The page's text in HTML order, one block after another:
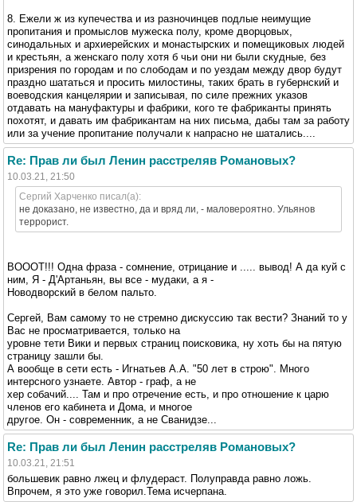
8. Ежели ж из купечества и из разночинцев подлые неимущие
пропитания и промыслов мужеска полу, кроме дворцовых,
синодальных и архиерейских и монастырских и помещиковых людей
и крестьян, а женскаго полу хотя б чьи они ни были скудные, без
призрения по городам и по слободам и по уездам между двор будут
праздно шататься и просить милостины, таких брать в губернский и
воеводския канцелярии и записывая, по силе прежних указов
отдавать на мануфактуры и фабрики, кого те фабриканты принять
похотят, и давать им фабрикантам на них письма, дабы там за работу
или за учение пропитание получали к напрасно не шатались....
Re: Прав ли был Ленин расстреляв Романовых?
10.03.21, 21:50
Сергий Харченко писал(а):
не доказано, не известно, да и вряд ли, - маловероятно. Ульянов
террорист.
ВОООТ!!! Одна фраза - сомнение, отрицание и ..... вывод! А да куй с
ним, Я - Д'Артаньян, вы все - мудаки, а я -
Новодворский в белом пальто.
Сергей, Вам самому то не стремно дискуссию так вести? Знаний то у
Вас не просматривается, только на
уровне тети Вики и первых страниц поисковика, ну хоть бы на пятую
страницу зашли бы.
А вообще в сети есть - Игнатьев А.А. "50 лет в строю". Много
интерсного узнаете. Автор - граф, а не
хер собачий.... Там и про отречение есть, и про отношение к царю
членов его кабинета и Дома, и многое
другое. Он - современник, а не Сванидзе...
Re: Прав ли был Ленин расстреляв Романовых?
10.03.21, 21:51
большевик равно лжец и флудераст. Полуправда равно ложь.
Впрочем, я это уже говорил.Тема исчерпана.